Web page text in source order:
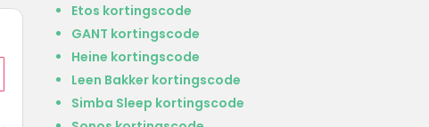
Etos kortingscode
GANT kortingscode
Heine kortingscode
Leen Bakker kortingscode
Simba Sleep kortingscode